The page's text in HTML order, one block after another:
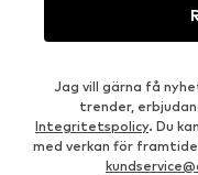
Jag vill gärna få
trender,
Integritetspolicy. Du
med verkan för